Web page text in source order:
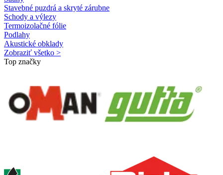
Stavebné puzdrá a skryté zárubne
Schody a výlezy
Termoizolačné fólie
Podlahy
Akustické obklady
Zobraziť všetko >
Top značky